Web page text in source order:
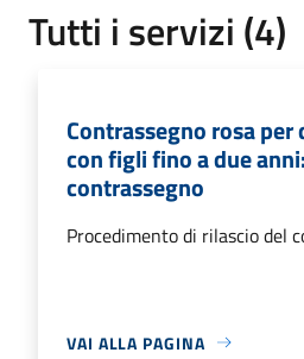
Tutti i servizi (4)
Contrassegno rosa
con figli fino a due
contrassegno
Procedimento di rilascio del
VAI ALLA PAGINA